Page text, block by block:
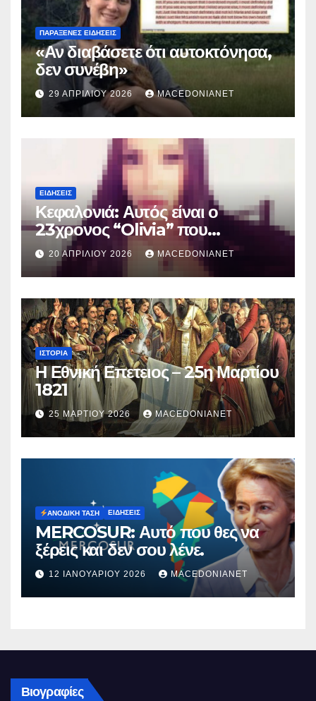
ΠΑΡΆΞΕΝΕΣ ΕΙΔΉΣΕΙΣ
«Αν διαβάσετε ότι αυτοκτόνησα,
δεν συνέβη»
29 ΑΠΡΙΛΊΟΥ 2026 MACEDONIANET
ΕΙΔΉΣΕΙΣ
Κεφαλονιά: Αυτός είναι ο
23χρονος “Olivia” που
κατηγορείται για τον θάνατο της
Μυρτούς
20 ΑΠΡΙΛΊΟΥ 2026 MACEDONIANET
ΙΣΤΟΡΊΑ
Η Εθνική Επετειος – 25η Μαρτίου
1821
25 ΜΑΡΤΊΟΥ 2026 MACEDONIANET
ΑΝΟΔΙΚΉ ΤΆΣΗ ΕΙΔΉΣΕΙΣ
MERCOSUR: Αυτό που θες να
ξέρεις και δεν σου λένε.
12 ΙΑΝΟΥΑΡΊΟΥ 2026 MACEDONIANET
Βιογραφίες